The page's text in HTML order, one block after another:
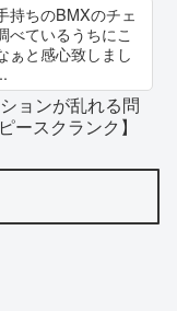
持ちのBMXのチェ
べているうちにこ
ぁと感心致しまし
ョンが乱れる問
スクランク】